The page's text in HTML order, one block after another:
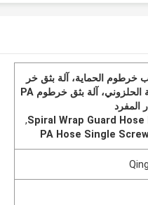
خرطوم الحماية، آلة بثق خر
طوم الحماية الحلزوني، آلة بثق خرطوم PA
المفرد
Spiral Wrap Guard
,
PA Hose Single